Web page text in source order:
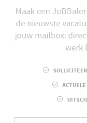
Maak een
de nieuwste
jouw mailbox:
werk